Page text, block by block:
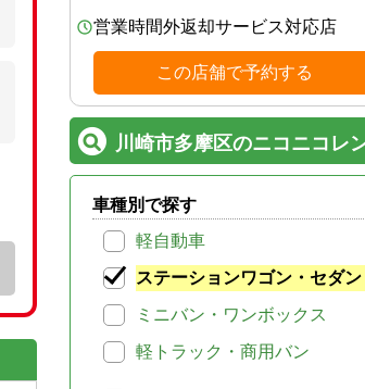
営業時間外返却サービス対応店
この店舗で予約する
川崎市多摩区のニコニコレ
車種別で探す
軽自動車
ステーションワゴン・セダン
ミニバン・ワンボックス
軽トラック・商用バン